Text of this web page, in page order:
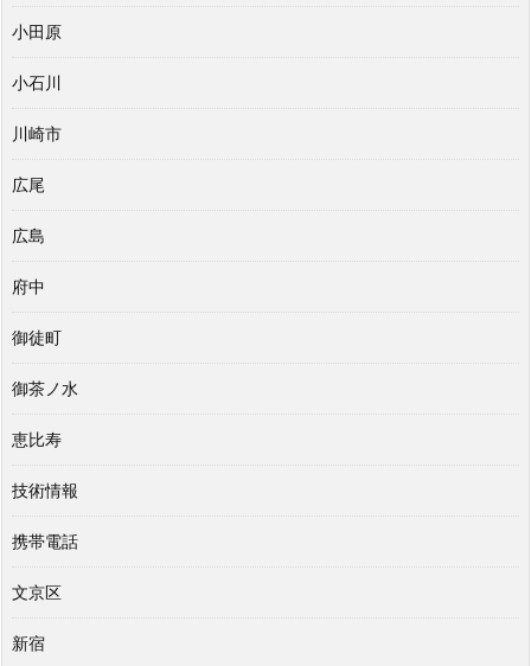
小田原
小石川
川崎市
広尾
広島
府中
御徒町
御茶ノ水
恵比寿
技術情報
携帯電話
文京区
新宿